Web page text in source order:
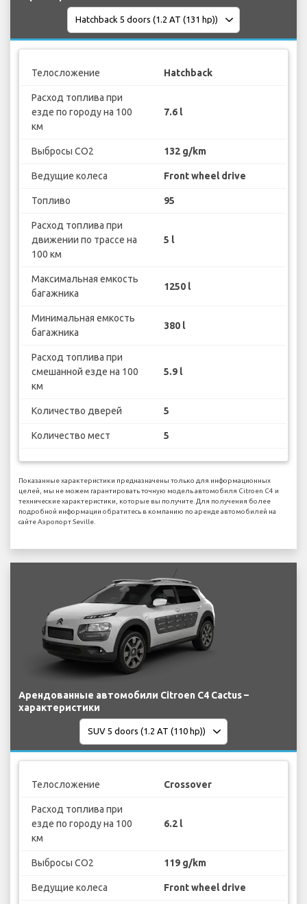
Телосложение Hatchback
Расход топлива при
езде по городу на 100
км
7.6 l
Выбросы CO2 132 g/km
Ведущие колеса Front wheel drive
Топливо 95
Расход топлива при
движении по трассе на
100 км
5 l
Максимальная емкость
багажника
1250 l
Минимальная емкость
багажника
380 l
Расход топлива при
смешанной езде на 100
км
5.9 l
Количество дверей 5
Количество мест 5
Показанные характеристики предназначены только для информационных
целей, мы не можем гарантировать точную модель автомобиля Citroen C4 и
технические характеристики, которые вы получите. Для получения более
подробной информации обратитесь в компанию по аренде автомобилей на
сайте Аэропорт Seville.
Арендованные автомобили Citroen C4 Cactus –
характеристики
Телосложение Crossover
Расход топлива при
езде по городу на 100
км
6.2 l
Выбросы CO2 119 g/km
Ведущие колеса Front wheel drive